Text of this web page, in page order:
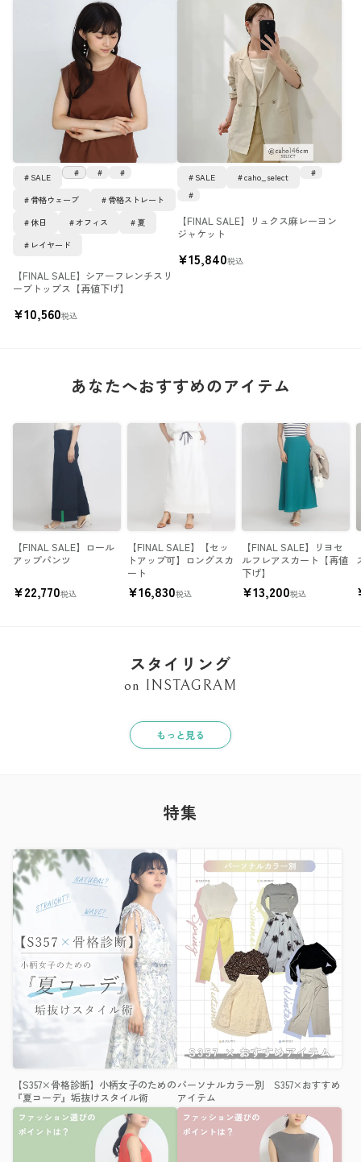
【FINAL SALE】シアーフレンチスリ
ーブトップス【再値下げ】
SALE
骨格ウェーブ
骨格ストレート
休日
オフィス
夏
レイヤード
¥10,560税込
【FINAL SALE】リュクス麻レーヨン
ジャケット
SALE caho_select
¥15,840税込
あなたへおすすめのアイテム
【FINAL SALE】ロール
アップパンツ
¥22,770税込
【FINAL SALE】【セッ
トアップ可】ロングスカ
ート
¥16,830税込
【FINAL SALE】リヨセ
ルフレアスカート【再値
下げ】
¥13,200税込
スタイリング
on INSTAGRAM
もっと見る
特集
【S357×骨格診断】小柄女子のための
『夏コーデ』垢抜けスタイル術
パーソナルカラー別 S357×おすすめ
アイテム